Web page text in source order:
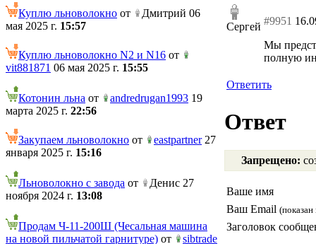
Куплю льноволокно от
Дмитрий 06
мая 2025 г. 15:57
Куплю льноволокно N2 и N16 от
vit881871 06 мая 2025 г. 15:55
Котонин льна от andredrugan1993 19
марта 2025 г. 22:56
Закупаем льноволокно от eastpartner27
января 2025 г. 15:16
Льноволокно с завода от
Денис 27
ноября 2024 г. 13:08
Продам Ч-11-200Ш (Чесальная машина
на новой пильчатой гарнитуре) от sibtrade
Сергей #9951
Мы
полную
Ответить
Ответ
Запрещено:
Ваше имя
Ваш Email (показан
Заголовок